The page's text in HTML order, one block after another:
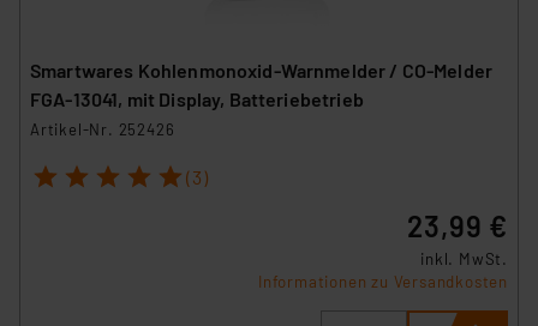
Smartwares Kohlenmonoxid-Warnmelder / CO-Melder
FGA-13041, mit Display, Batteriebetrieb
Artikel-Nr. 252426
1 2 3 4 5 (3)
23,99 €
inkl. MwSt.
Informationen zu Versandkosten